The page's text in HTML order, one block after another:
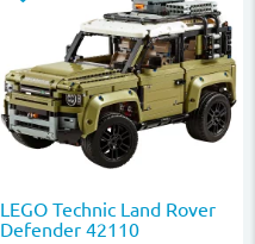
LEGO Technic Land Rover
Defender 42110